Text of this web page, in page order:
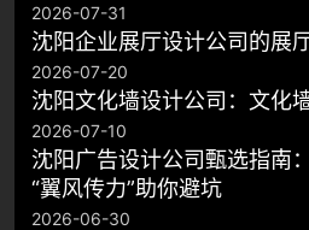
2026-07-31
沈阳企业展厅设计公司的展
2026-07-20
沈阳文化墙设计公司：文化
2026-07-10
沈阳广告设计公司甄选指南
“翼风传力”助你避坑
2026-06-30